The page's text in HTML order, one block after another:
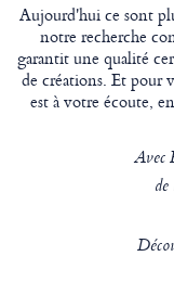
Aujourd'hui ce sont
notre recherche
garantit une qualité
de créations. Et pour
est à votre écoute,
Avec